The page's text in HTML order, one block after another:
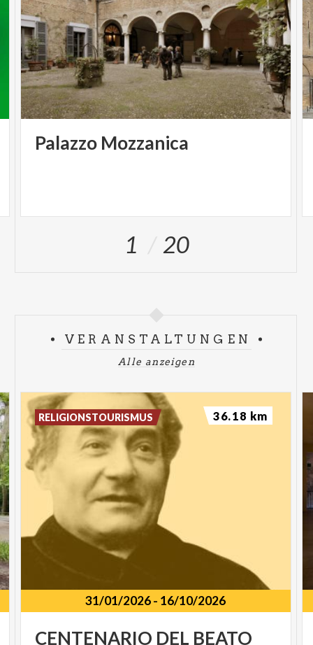
Palazzo Mozzanica
1 20
VERANSTALTUNGEN
Alle anzeigen
31/01/2026- 16/10/2026
CENTENARIO DEL BEATO
RELIGIONSTOURISMUS 36.18 km